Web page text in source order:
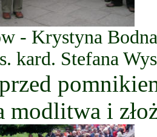
- Krystyna
kard. Stefana
modlitwa i